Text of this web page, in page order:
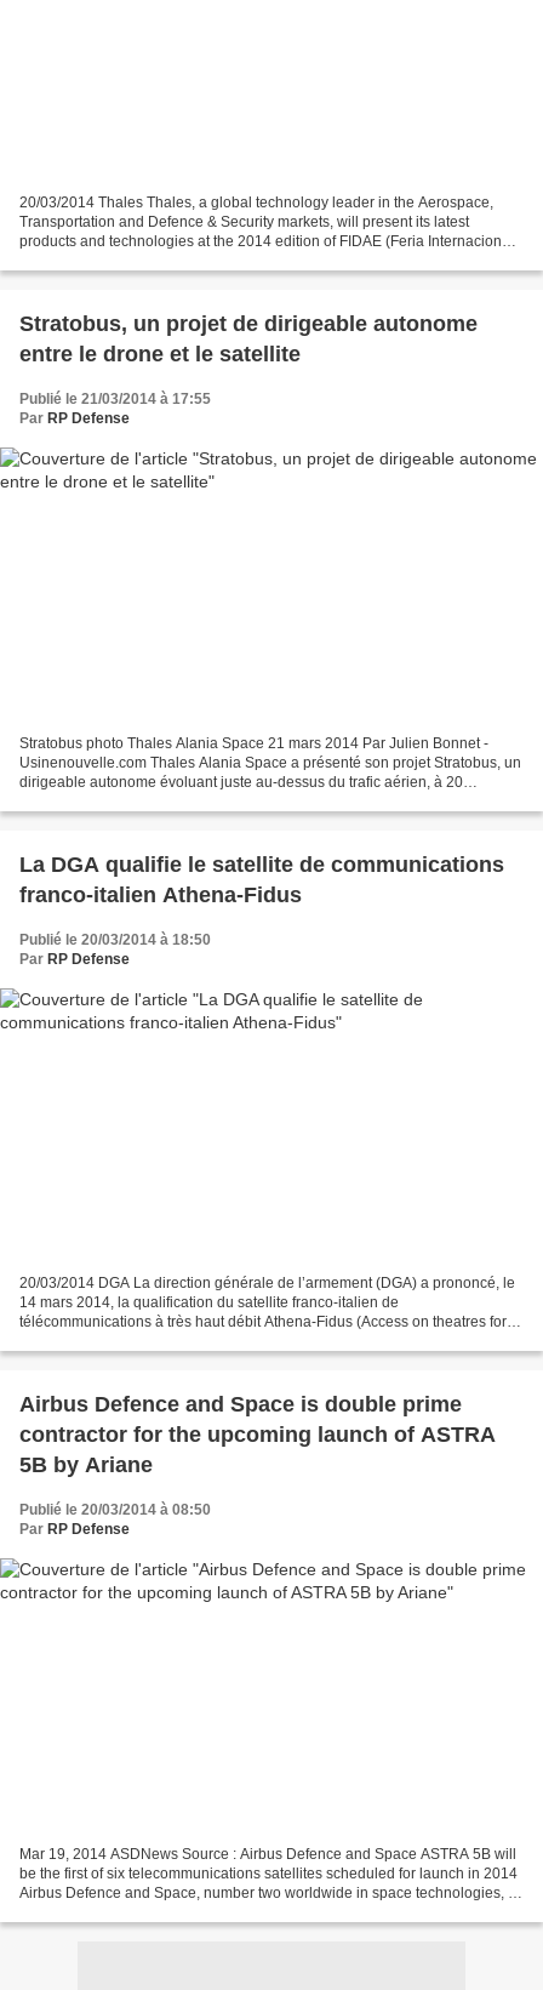
20/03/2014 Thales Thales, a global technology leader in the Aerospace,
Transportation and Defence & Security markets, will present its latest
products and technologies at the 2014 edition of FIDAE (Feria Internacional
Stratobus, un projet de dirigeable autonome
entre le drone et le satellite
Publié le 21/03/2014 à 17:55
Par RP Defense
Stratobus photo Thales Alania Space 21 mars 2014 Par Julien Bonnet -
Usinenouvelle.com Thales Alania Space a présenté son projet Stratobus, un
dirigeable autonome évoluant juste au-dessus du trafic aérien, à 20
La DGA qualifie le satellite de communications
franco-italien Athena-Fidus
Publié le 20/03/2014 à 18:50
Par RP Defense
20/03/2014 DGA La direction générale de l’armement (DGA) a prononcé, le
14 mars 2014, la qualification du satellite franco-italien de
télécommunications à très haut débit Athena-Fidus (Access on theatres for
Airbus Defence and Space is double prime
contractor for the upcoming launch of ASTRA
5B by Ariane
Publié le 20/03/2014 à 08:50
Par RP Defense
Mar 19, 2014 ASDNews Source : Airbus Defence and Space ASTRA 5B will
be the first of six telecommunications satellites scheduled for launch in 2014
Airbus Defence and Space, number two worldwide in space technologies, is